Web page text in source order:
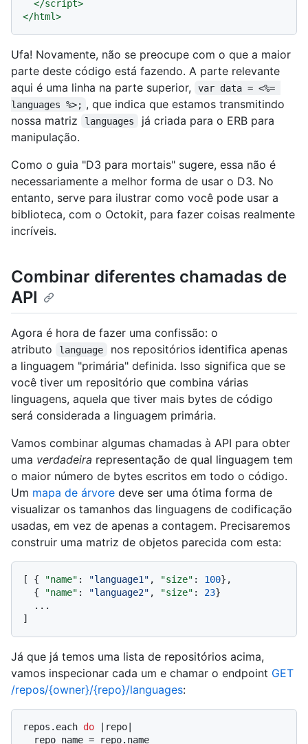
</script>
</html>
Ufa! Novamente, não se preocupe com o que a maior
parte deste código está fazendo. A parte relevante
aqui é uma linha na parte superior,
var data = <%=
languages %>; , que indica que estamos transmitindo
nossa matriz
languages
já criada para o ERB para
manipulação.
Como o guia "D3 para mortais" sugere, essa não é
necessariamente a melhor forma de usar o D3. No
entanto, serve para ilustrar como você pode usar a
biblioteca, com o Octokit, para fazer coisas realmente
incríveis.
Combinar diferentes chamadas de
API
Agora é hora de fazer uma confissão: o
atributo
language
nos repositórios identifica apenas
a linguagem "primária" definida. Isso significa que se
você tiver um repositório que combina várias
linguagens, aquela que tiver mais bytes de código
será considerada a linguagem primária.
Vamos combinar algumas chamadas à API para obter
uma verdadeira representação de qual linguagem tem
o maior número de bytes escritos em todo o código.
Um mapa de árvore deve ser uma ótima forma de
visualizar os tamanhos das linguagens de codificação
usadas, em vez de apenas a contagem. Precisaremos
construir uma matriz de objetos parecida com esta:
[ { "name" : "language1" , "size" : 100} ,
{
"name" : "language2" , "size" : 23}
]
Já que já temos uma lista de repositórios acima,
vamos inspecionar cada um e chamar o endpoint GET
/repos/{owner}/{repo}/languages:
repos.each do repo